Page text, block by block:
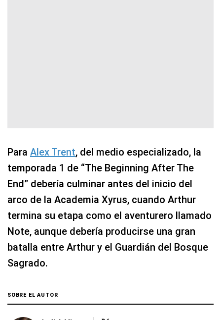
Para Alex Trent, del medio especializado, la
temporada 1 de “The Beginning After The
End” debería culminar antes del inicio del
arco de la Academia Xyrus, cuando Arthur
termina su etapa como el aventurero llamado
Note, aunque debería producirse una gran
batalla entre Arthur y el Guardián del Bosque
Sagrado.
SOBRE EL AUTOR